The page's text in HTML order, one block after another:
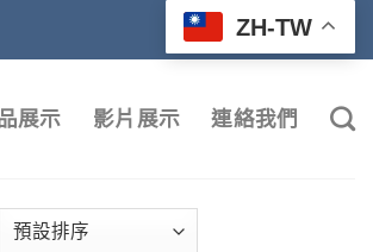
ZH-TW
展示 影片展示 連絡我們